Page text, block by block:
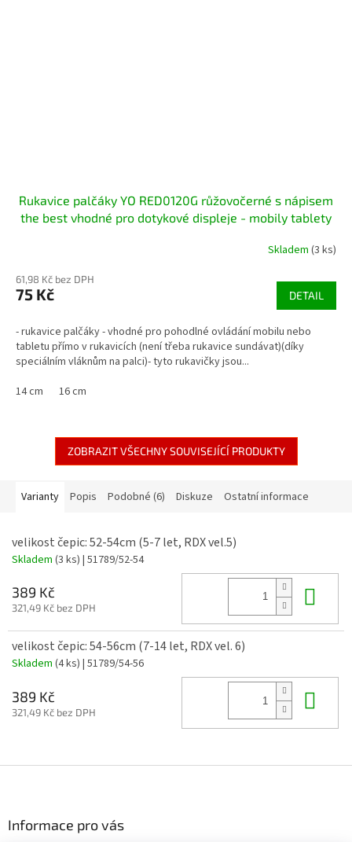
Rukavice palčáky YO RED0120G růžovočerné s nápisem
the best vhodné pro dotykové displeje - mobily tablety
Skladem (3 ks)
61,98 Kč bez DPH
75 Kč DETAIL
- rukavice palčáky - vhodné pro pohodlné ovládání mobilu nebo
tabletu přímo v rukavicích (není třeba rukavice sundávat)(díky
speciálním vláknům na palci)- tyto rukavičky jsou...
14 cm
16 cm
ZOBRAZIT VŠECHNY SOUVISEJÍCÍ PRODUKTY
Varianty Popis Podobné (6) Diskuze Ostatní informace
velikost čepic: 52-54cm (5-7 let, RDX vel.5)
Skladem (3 ks) | 51789/52-54
389 Kč
321,49 Kč bez DPH
velikost čepic: 54-56cm (7-14 let, RDX vel. 6)
Skladem (4 ks) | 51789/54-56
389 Kč
321,49 Kč bez DPH
Informace pro vás